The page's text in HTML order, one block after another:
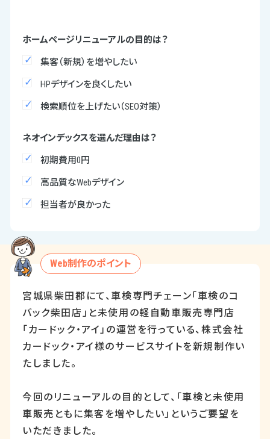
ホームページリニューアルの目的は？
集客（新規）を増やしたい
HPデザインを良くしたい
検索順位を上げたい（SEO対策）
ネオインデックスを選んだ理由は？
初期費用0円
高品質なWebデザイン
担当者が良かった
Web制作のポイント
宮城県柴田郡にて、車検専門チェーン「車検のコ
バック柴田店」と未使用の軽自動車販売専門店
「カードック・アイ」の運営を行っている、株式会社
カードック・アイ様のサービスサイトを新規制作い
たしました。
今回のリニューアルの目的として、「車検と未使用
車販売ともに集客を増やしたい」というご要望を
いただきました。